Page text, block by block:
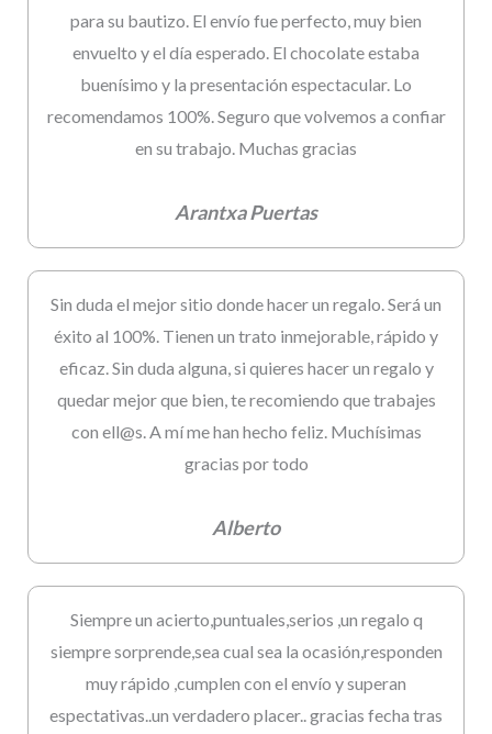
para su bautizo. El envío fue perfecto, muy bien
envuelto y el día esperado. El chocolate estaba
buenísimo y la presentación espectacular. Lo
recomendamos 100%. Seguro que volvemos a confiar
en su trabajo. Muchas gracias
Arantxa Puertas
Sin duda el mejor sitio donde hacer un regalo. Será un
éxito al 100%. Tienen un trato inmejorable, rápido y
eficaz. Sin duda alguna, si quieres hacer un regalo y
quedar mejor que bien, te recomiendo que trabajes
con ell@s. A mí me han hecho feliz. Muchísimas
gracias por todo
Alberto
Siempre un acierto,puntuales,serios ,un regalo q
siempre sorprende,sea cual sea la ocasión,responden
muy rápido ,cumplen con el envío y superan
espectativas..un verdadero placer.. gracias fecha tras